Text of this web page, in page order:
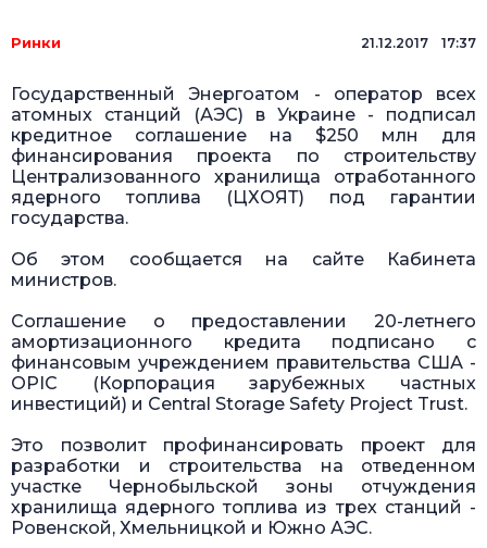
Ринки 21.12.2017 17:37
Государственный Энергоатом - оператор всех
атомных станций (АЭС) в Украине - подписал
кредитное соглашение на $250 млн для
финансирования проекта по строительству
Централизованного хранилища отработанного
ядерного топлива (ЦХОЯТ) под гарантии
государства.
Об этом сообщается на сайте Кабинета
министров.
Соглашение о предоставлении 20-летнего
амортизационного кредита подписано с
финансовым учреждением правительства США -
OPIC (Корпорация зарубежных частных
инвестиций) и Central Storage Safety Project Trust.
Это позволит профинансировать проект для
разработки и строительства на отведенном
участке Чернобыльской зоны отчуждения
хранилища ядерного топлива из трех станций -
Ровенской, Хмельницкой и Южно АЭС.